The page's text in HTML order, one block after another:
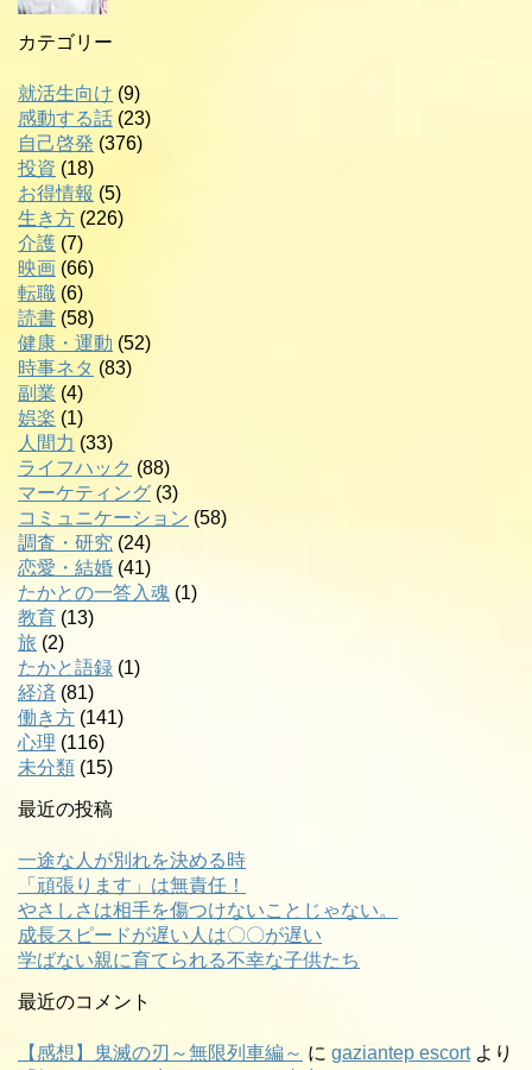
カテゴリー
就活生向け (9)
感動する話 (23)
自己啓発 (376)
投資 (18)
お得情報 (5)
生き方 (226)
介護 (7)
映画 (66)
転職 (6)
読書 (58)
健康・運動 (52)
時事ネタ (83)
副業 (4)
娯楽 (1)
人間力 (33)
ライフハック (88)
マーケティング (3)
コミュニケーション (58)
調査・研究 (24)
恋愛・結婚 (41)
たかとの一答入魂 (1)
教育 (13)
旅 (2)
たかと語録 (1)
経済 (81)
働き方 (141)
心理 (116)
未分類 (15)
最近の投稿
一途な人が別れを決める時
「頑張ります」は無責任！
やさしさは相手を傷つけないことじゃない。
成長スピードが遅い人は〇〇が遅い
学ばない親に育てられる不幸な子供たち
最近のコメント
【感想】鬼滅の刃～無限列車編～ に gaziantep escortより